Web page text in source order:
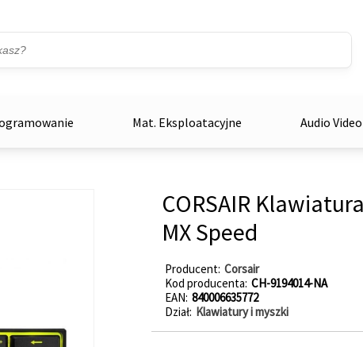
Mat. Eksploatacyjne Audio Video
CORSAIR
MX Speed
Producent Corsair
Kod producenta CH-9194014-NA
EAN 840006635772
Dział Klawiatury i myszki